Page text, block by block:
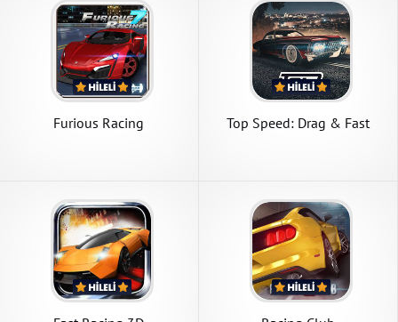
Furious Racing
Top Speed: Drag & Fast